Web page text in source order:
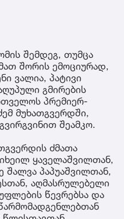
შემდეგ, თუმცა
შორის ემოციურად,
ვალია, პატივი
გმირების
პრემიერ-
მუხათგვერდში,
შეამკო.
ძმათა
ყაველაშვილთან,
შალვა პაპუაშვილთან,
აღმასრულებელი
წევრებსა და